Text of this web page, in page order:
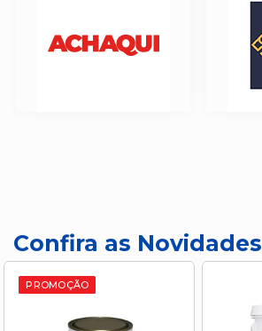
Confira as Novidades
PROMOÇÃO